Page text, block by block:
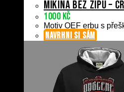
Mikina bez zipu –
1000 Kč
Motiv OEF erbu s
NAVRHNI SI SÁM